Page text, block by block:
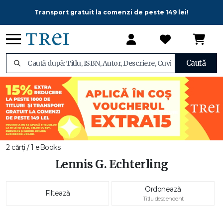
Transport gratuit la comenzi de peste 149 lei!
Caută
2 cărți / 1 eBooks
Lennis G. Echterling
Filtează Ordonează
Titlu descendent